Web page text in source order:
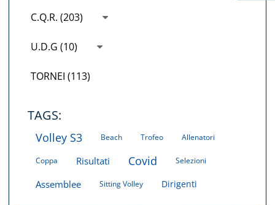
C.Q.R. (203)
U.D.G (10)
TORNEI (113)
TAGS:
Volley S3 Beach Trofeo Allenatori
Coppa Risultati Covid Selezioni
Assemblee Sitting Volley Dirigenti